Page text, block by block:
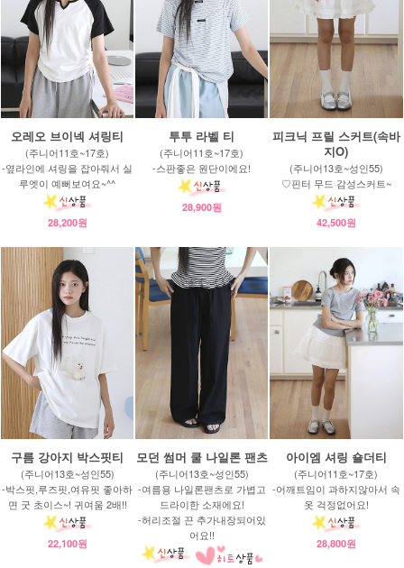
오레오 브이넥 셔링티
(주니어11호~17호)
-옆라인에 셔링을 잡아줘서 실
루엣이 예뻐보여요~^^
28,200원
투투 라벨 티
(주니어11호~17호)
-스판좋은 원단이에요!
28,900원
피크닉 프릴 스커트(속바
지O)
(주니어13호~성인55)
♡핀터 무드 감성스커트~
42,500원
구름 강아지 박스핏티
(주니어13호~성인55)
-박스핏,루즈핏,여유핏 좋아하
면 굿 초이스~! 귀여움 2배!!
22,100원
모던 썸머 쿨 나일론 팬츠
(주니어13호~성인55)
-여름용 나일론팬츠로 가볍고
드라이한 소재에요!
-허리조절 끈 추가내장되어있
어요!!
아이엠 셔링 숄더티
(주니어11호~17호)
-어깨트임이 과하지않아서 속
옷 걱정없어요!
28,800원